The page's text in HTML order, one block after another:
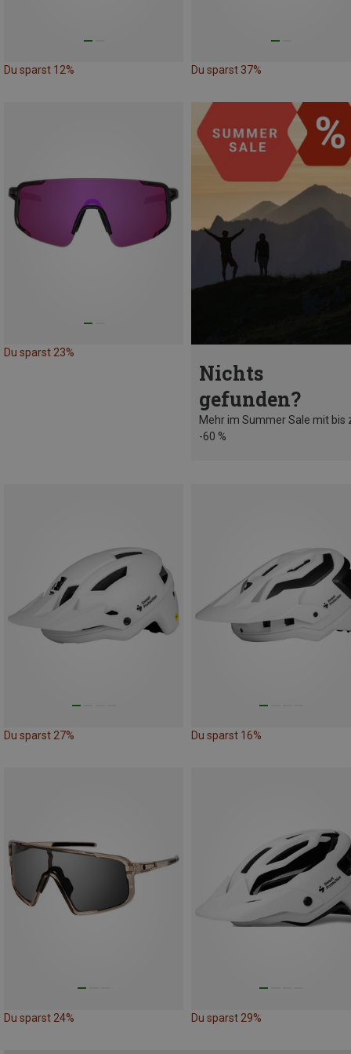
Du sparst 12% Du sparst 37%
Du sparst 23%
Nichts
gefunden?
Mehr im Summer Sale mit bis
-60 %
Du sparst 27% Du sparst 16%
Du sparst 24% Du sparst 29%